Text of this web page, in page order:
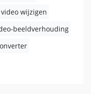
wijzigen
beeldverhouding